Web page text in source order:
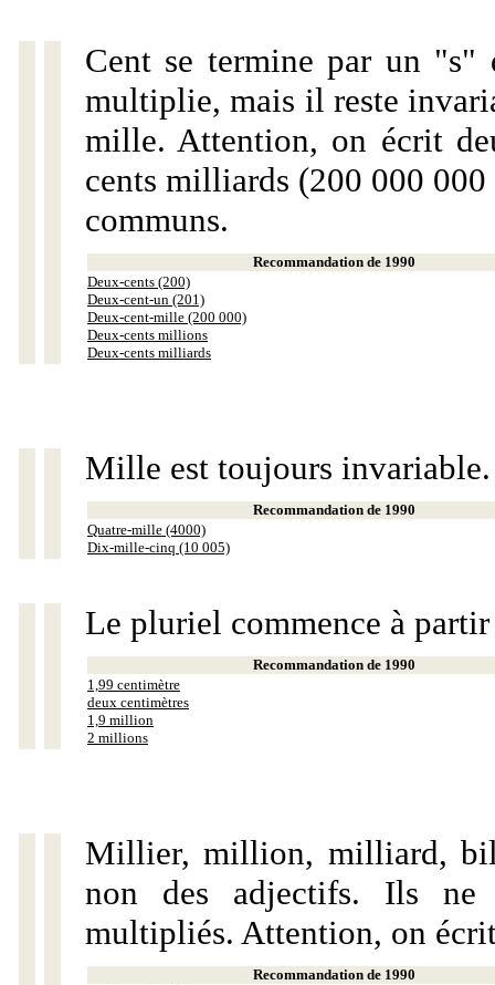
Cent se termine par un "s"
multiplie, mais il reste
mille. Attention, on écrit
cents milliards (200 000
communs.
Recommandation de 1990
Deux-cents (200)
Deux-cent-un (201)
Deux-cent-mille (200 000)
Deux-cents millions
Deux-cents milliards
Mille est toujours invariable.
Recommandation de 1990
Quatre-mille (4000)
Dix-mille-cinq (10 005)
Le pluriel commence à
Recommandation de 1990
1,99 centimètre
deux centimètres
1,9 million
2 millions
Millier, million, milliard,
non des adjectifs. Ils ne
multipliés. Attention, on
Recommandation de 1990